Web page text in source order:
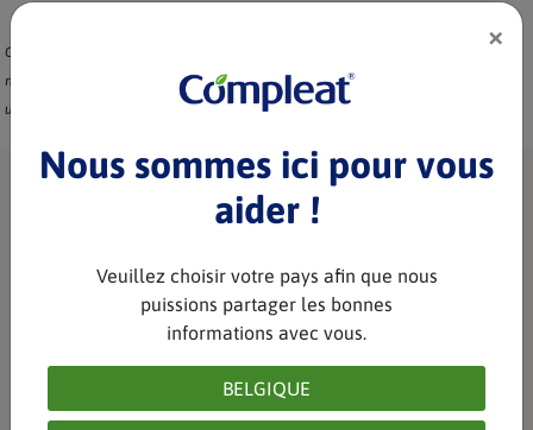
Consultez votre médecin ou votre diététicien pour déterminer si la recette
mélangée et les ingrédients sont adaptés et tolérables. Les images sont
uniquement à des fins d’illustration.
Voir plus de recettes
×
Nous sommes ici pour vous
aider !
Veuillez choisir votre pays afin que nous
puissions partager les bonnes
informations avec vous.
BELGIQUE